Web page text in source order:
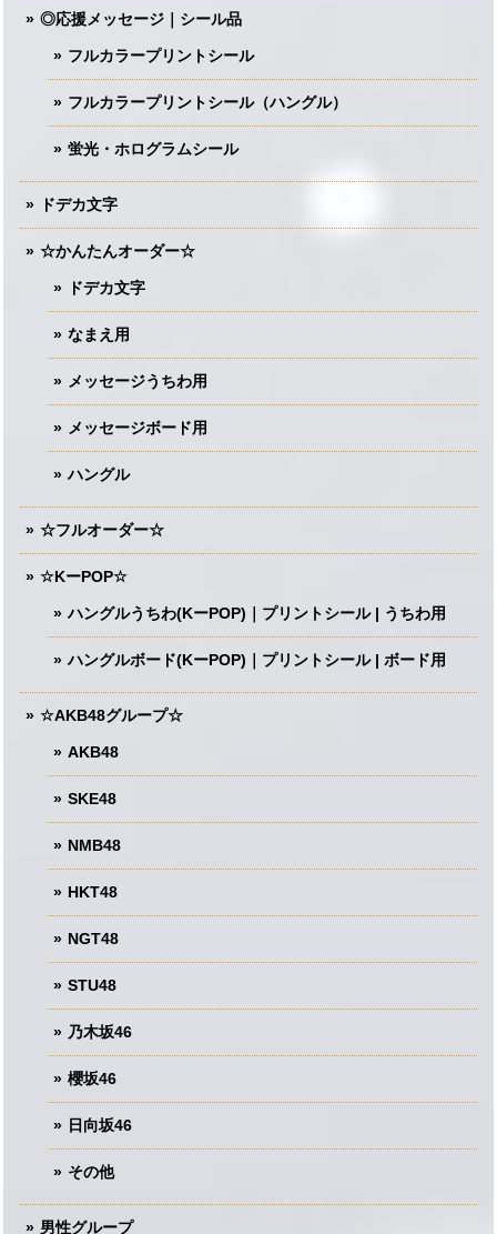
◎応援メッセージ｜シール品
フルカラープリントシール
フルカラープリントシール（ハングル）
蛍光・ホログラムシール
ドデカ文字
☆かんたんオーダー☆
ドデカ文字
なまえ用
メッセージうちわ用
メッセージボード用
ハングル
☆フルオーダー☆
☆KーPOP☆
ハングルうちわ(KーPOP)｜プリントシール | うちわ用
ハングルボード(KーPOP)｜プリントシール | ボード用
☆AKB48グループ☆
AKB48
SKE48
NMB48
HKT48
NGT48
STU48
乃木坂46
櫻坂46
日向坂46
その他
男性グループ